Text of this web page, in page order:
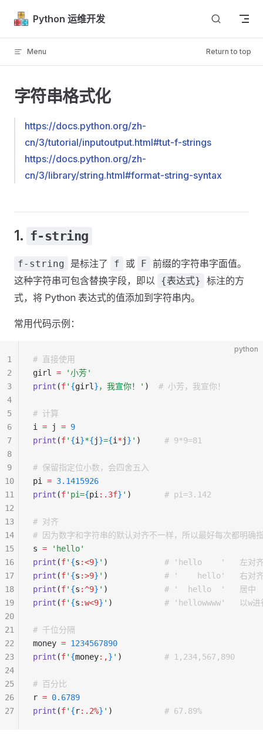
Skip to content
Python 运维开发
Menu Return to top
字符串格式化
https://docs.python.org/zh-
cn/3/tutorial/inputoutput.html#tut-f-strings
https://docs.python.org/zh-
cn/3/library/string.html#format-string-syntax
1. f-string
f-string 是标注了 f 或 F 前缀的字符串字面值。
这种字符串可包含替换字段，即以
{表达式}
标注的方
式，将 Python 表达式的值添加到字符串内。
常用代码示例：
python
# 直接使用
girl = '小芳'
print (f' {girl }，我宣你！' )
  # 小芳，我宣你！
# 计算
i = j = 9
print (f' {i }*{j}={i *j} ' )
     # 9*9=81
# 保留指定位小数，会四舍五入
pi = 3.1415926
print (f'pi={pi :.3f} ' )
       # pi=3.142
# 对齐
# 因为数字和字符串的默认对齐不一样，所以最好每次都明确
s = 'hello'
print (f' {s :<9} ' )
# 'hello    '   左对
print (f' {s :>9} ' )
# '    hello'   右对
print (f' {s :^9} ' )
            # '  hello  '   居中
print (f' {s :w<9} ' )
# 'hellowwww'   以w进
# 千位分隔
money = 1234567890
print (f' {money:,} ' )
         # 1,234,567,890
# 百分比
r = 0.6789
print (f' {r:.2%} ' )
           # 67.89%
1
2
3
4
5
6
7
8
9
10
11
12
13
14
15
16
17
18
19
20
21
22
23
24
25
26
27